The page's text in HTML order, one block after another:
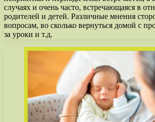
случаях и очень часто, встречающаяся в
родителей и детей. Различные мнения
вопросам, во сколько вернуться домой с
за уроки и т.д.